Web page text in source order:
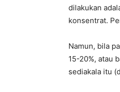
dilakukan
konsentrat.
Namun, bila
15-20%, atau
sediakala itu